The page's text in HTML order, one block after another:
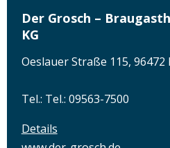
Der Grosch –
KG
Oeslauer Straße 115, 96472
Tel.: Tel.: 09563-7500
Details